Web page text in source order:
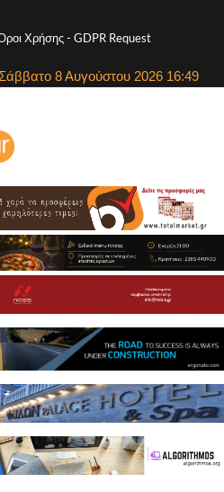
Χρήσης- GDPR Request
Σάββατο 8 Αυγούστου 2026 16:49